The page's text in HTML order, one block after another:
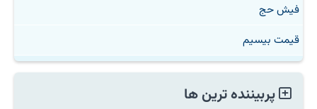
فیش حج
قیمت بیسیم
پربیننده ترین ها